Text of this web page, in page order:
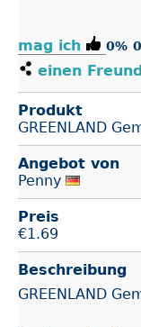
mag ich 0%
einen
Produkt
GREENLAND
Angebot von
Penny
Preis
€1.69
Beschreibung
GREENLAND